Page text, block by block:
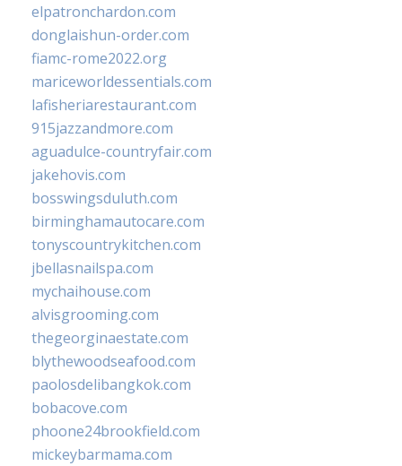
elpatronchardon.com
donglaishun-order.com
fiamc-rome2022.org
mariceworldessentials.com
lafisheriarestaurant.com
915jazzandmore.com
aguadulce-countryfair.com
jakehovis.com
bosswingsduluth.com
birminghamautocare.com
tonyscountrykitchen.com
jbellasnailspa.com
mychaihouse.com
alvisgrooming.com
thegeorginaestate.com
blythewoodseafood.com
paolosdelibangkok.com
bobacove.com
phoone24brookfield.com
mickeybarmama.com